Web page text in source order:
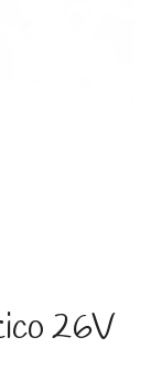
26V